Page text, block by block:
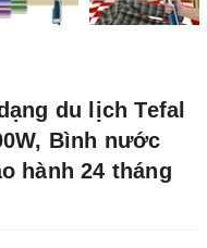
du lịch Tefal
Bình nước
hành 24 tháng